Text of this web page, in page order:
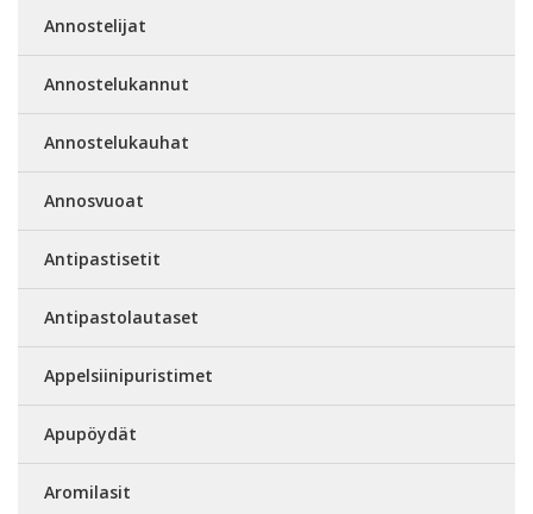
Annostelijat
Annostelukannut
Annostelukauhat
Annosvuoat
Antipastisetit
Antipastolautaset
Appelsiinipuristimet
Apupöydät
Aromilasit